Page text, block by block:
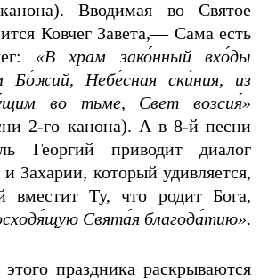
Вводимая во Святое
Ковчег Завета,— Сама есть
«В храм зако́нный вхо́ды
Бо́жий, Небе́сная ски́ния, из
во тьме, Свет возсия́»
2-го канона). А в 8-й песни
Георгий приводит диалог
Захарии, который удивляется,
вместит Ту, что родит Бога,
Свята́я благода́тию».
праздника раскрываются